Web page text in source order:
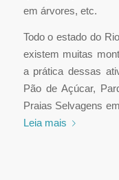
em árvores, etc.
Todo o estado do
existem muitas
a prática dessas
Pão de Açúcar,
Praias Selvagens
Leia mais